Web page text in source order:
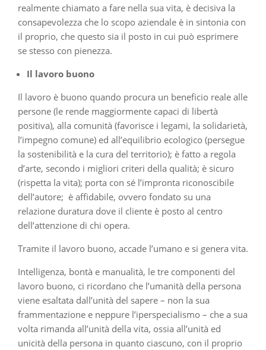
realmente chiamato a fare nella sua vita, è decisiva la
consapevolezza che lo scopo aziendale è in sintonia con
il proprio, che questo sia il posto in cui può esprimere
se stesso con pienezza.
Il lavoro buono
Il lavoro è buono quando procura un beneficio reale alle
persone (le rende maggiormente capaci di libertà
positiva), alla comunità (favorisce i legami, la solidarietà,
l’impegno comune) ed all’equilibrio ecologico (persegue
la sostenibilità e la cura del territorio); è fatto a regola
d’arte, secondo i migliori criteri della qualità; è sicuro
(rispetta la vita); porta con sé l’impronta riconoscibile
dell’autore; è affidabile, ovvero fondato su una
relazione duratura dove il cliente è posto al centro
dell’attenzione di chi opera.
Tramite il lavoro buono, accade l’umano e si genera vita.
Intelligenza, bontà e manualità, le tre componenti del
lavoro buono, ci ricordano che l’umanità della persona
viene esaltata dall’unità del sapere – non la sua
frammentazione e neppure l’iperspecialismo – che a sua
volta rimanda all’unità della vita, ossia all’unità ed
unicità della persona in quanto ciascuno, con il proprio